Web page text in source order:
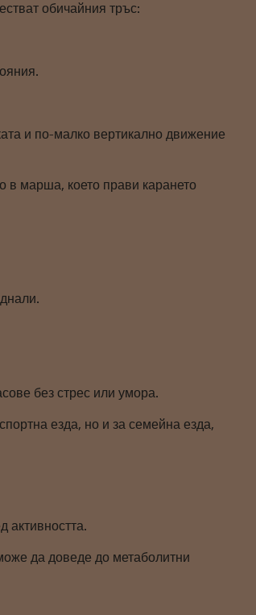
обичайния тръс:
и по-малко вертикално движение
в марша, което прави карането
без стрес или умора.
езда, но и за семейна езда,
активността.
да доведе до метаболитни